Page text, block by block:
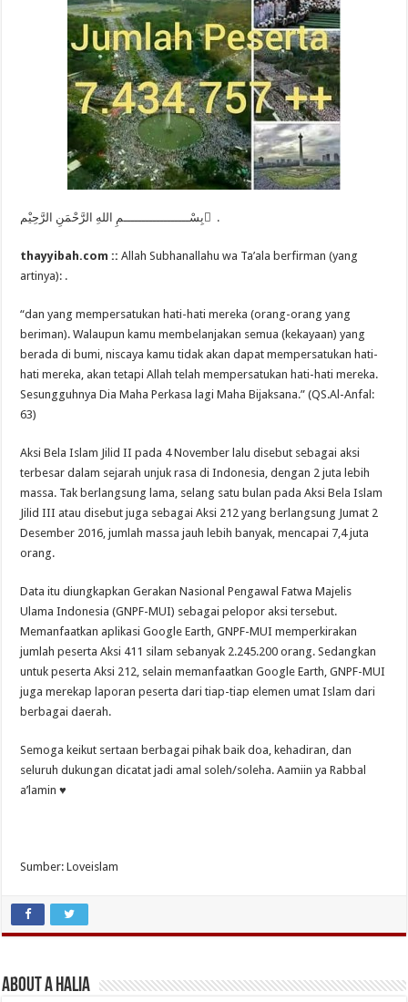
ﺑِﺴْــــــــــــــــــﻢِ ﺍﻟﻠﻪِ ﺍﻟﺮَّﺣْﻤَﻦِ ﺍﻟﺮَّﺣِﻴْﻢ َ .
thayyibah.com ::Allah Subhanallahu wa Ta’ala berfirman (yang
artinya): .
“dan yang mempersatukan hati-hati mereka (orang-orang yang
beriman). Walaupun kamu membelanjakan semua (kekayaan) yang
berada di bumi, niscaya kamu tidak akan dapat mempersatukan hati-
hati mereka, akan tetapi Allah telah mempersatukan hati-hati mereka.
Sesungguhnya Dia Maha Perkasa lagi Maha Bijaksana.” (QS.Al-Anfal:
63)
Aksi Bela Islam Jilid II pada 4 November lalu disebut sebagai aksi
terbesar dalam sejarah unjuk rasa di Indonesia, dengan 2 juta lebih
massa. Tak berlangsung lama, selang satu bulan pada Aksi Bela Islam
Jilid III atau disebut juga sebagai Aksi 212 yang berlangsung Jumat 2
Desember 2016, jumlah massa jauh lebih banyak, mencapai 7,4 juta
orang.
Data itu diungkapkan Gerakan Nasional Pengawal Fatwa Majelis
Ulama Indonesia (GNPF-MUI) sebagai pelopor aksi tersebut.
Memanfaatkan aplikasi Google Earth, GNPF-MUI memperkirakan
jumlah peserta Aksi 411 silam sebanyak 2.245.200 orang. Sedangkan
untuk peserta Aksi 212, selain memanfaatkan Google Earth, GNPF-MUI
juga merekap laporan peserta dari tiap-tiap elemen umat Islam dari
berbagai daerah.
Semoga keikut sertaan berbagai pihak baik doa, kehadiran, dan
seluruh dukungan dicatat jadi amal soleh/soleha. Aamiin ya Rabbal
a’lamin ♥
Sumber: Loveislam
About A Halia